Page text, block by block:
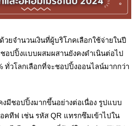
วยจำนวนเงินที่ผู้บริโภคเลือกใช้จ่ายในปี
อปปิ้งแบบผสมผสานยังคงดำเนินต่อไป
ทั่วโลกเลือกที่จะชอปปิ้งออนไลน์มากกว่า
มีชอปปิ้งมากขึ้นอย่างต่อเนื่อง รูปแบบ
ทีฟ เช่น รหัส QR แทรกซึมเข้าไปใน